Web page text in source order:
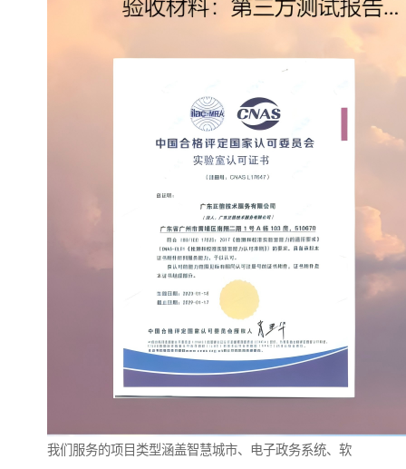
我们服务的项目类型涵盖智慧城市、电子政务系统、软